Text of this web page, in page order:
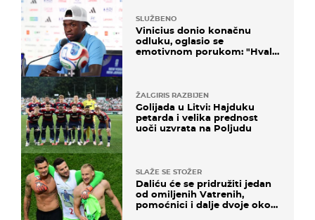
SLUŽBENO
Vinicius donio konačnu
odluku, oglasio se
emotivnom porukom: "Hvala
ŽALGIRIS RAZBIJEN
Golijada u Litvi: Hajduku
petarda i velika prednost
uoči uzvrata na Poljudu
SLAŽE SE STOŽER
Daliću će se pridružiti jedan
od omiljenih Vatrenih,
pomoćnici i dalje dvoje oko